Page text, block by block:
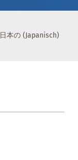
日本の (Japanisch)